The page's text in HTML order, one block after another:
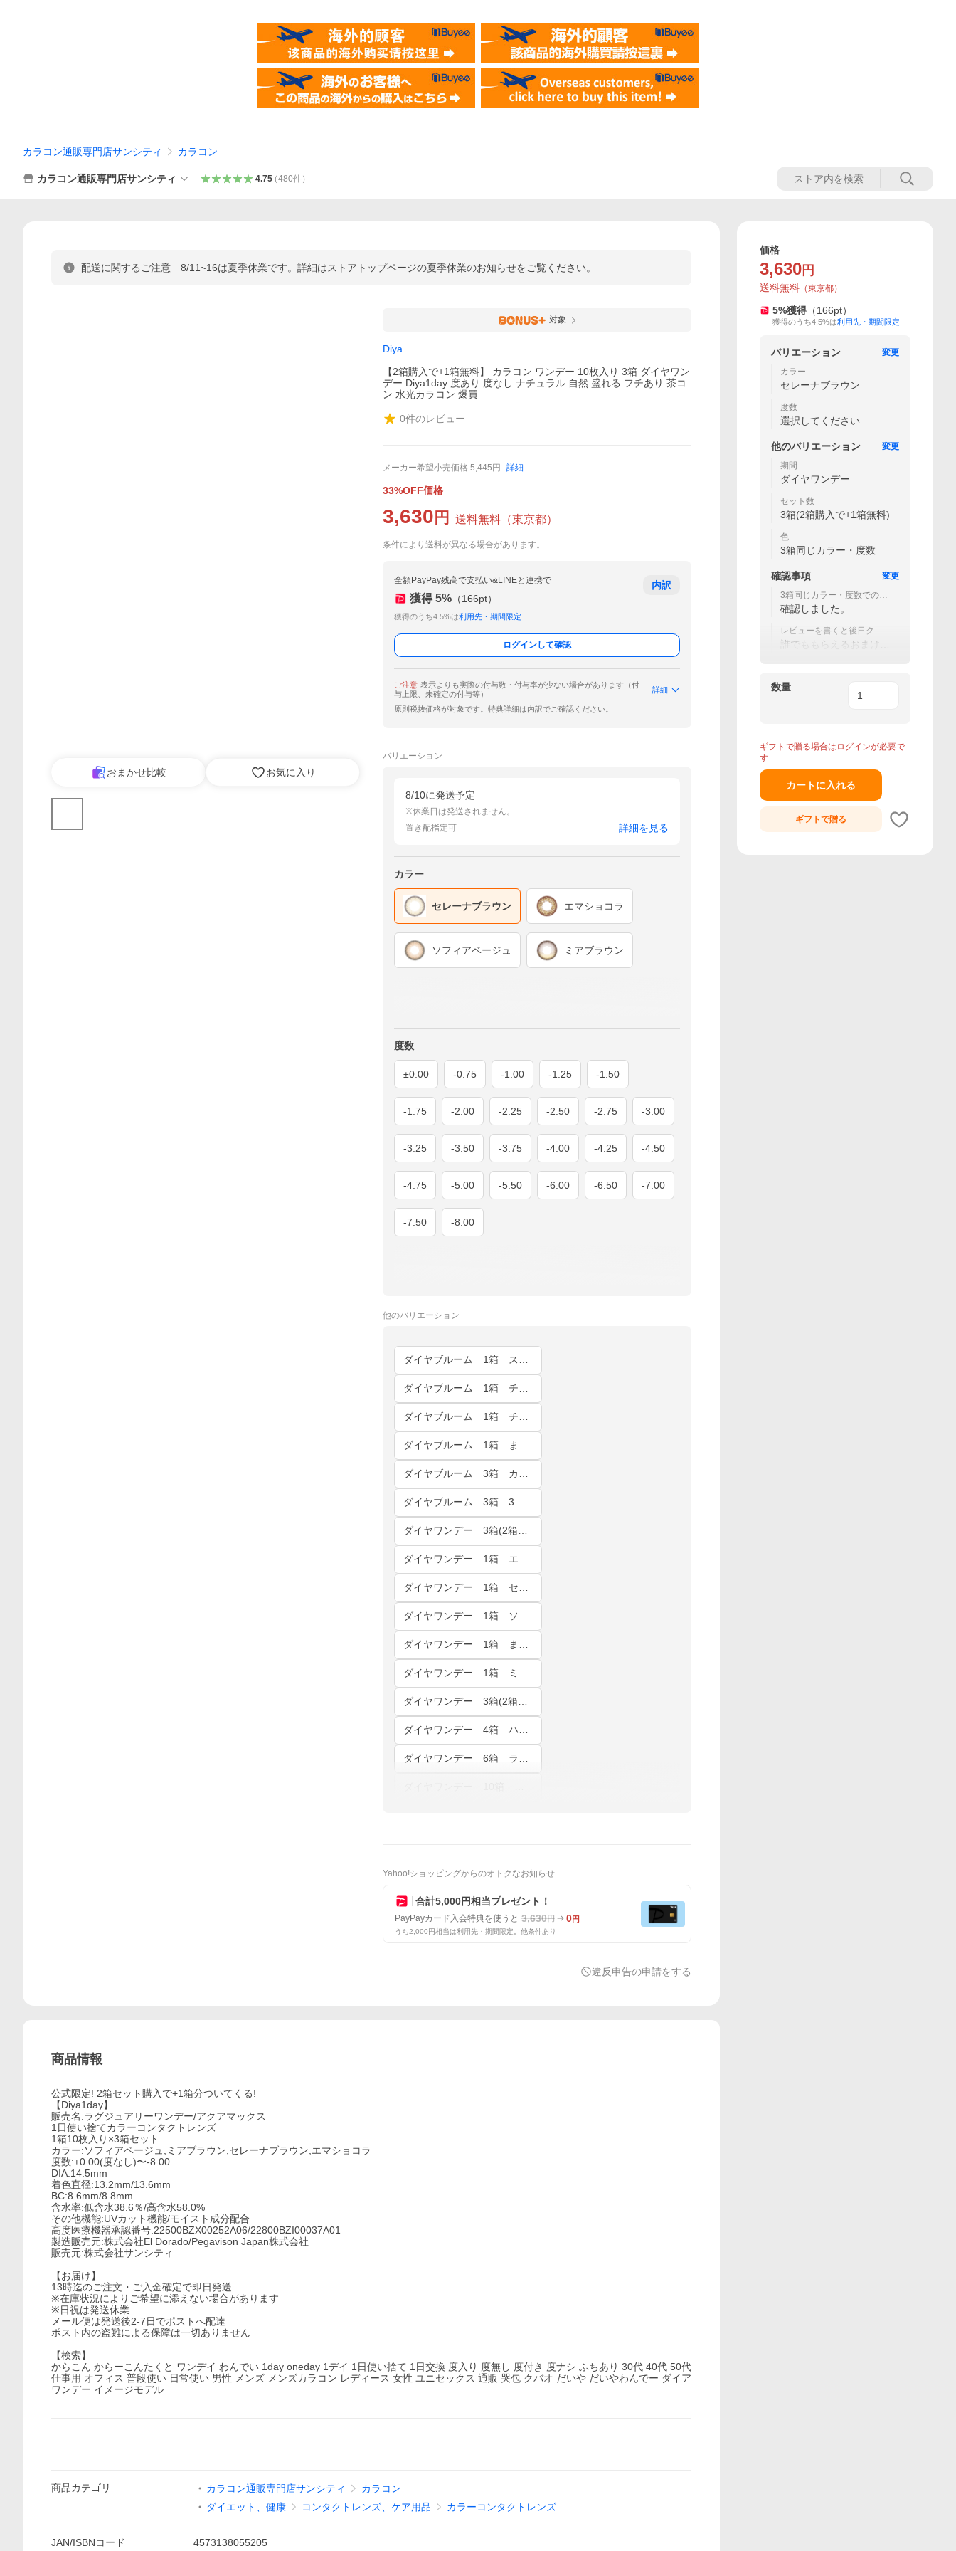
カラコン通販専門店サンシティ カラコン
カラコン通販専門店サンシティ 4.75（480件）
配送に関するご注意 8/11~16は夏季休業です。詳細はストアトップページの夏季休業のお知らせをご覧ください。
おまかせ比較 お気に入り
対象
Diya
【2箱購入で+1箱無料】 カラコン ワンデー 10枚入り 3箱 ダイヤワン
デー Diya1day 度あり 度なし ナチュラル 自然 盛れる フチあり 茶コ
ン 水光カラコン 爆買
0件のレビュー
メーカー希望小売価格 5,445円 詳細
33%OFF価格
3,630 円 送料無料 （東京都）
条件により送料が異なる場合があります。
全額PayPay残高で支払い&LINEと連携で
獲得 5% （166pt）
獲得のうち4.5%は利用先・期間限定
内訳
ログインして確認
ご注意 表示よりも実際の付与数・付与率が少ない場合があります（付
与上限、未確定の付与等）
詳細
原則税抜価格が対象です。特典詳細は内訳でご確認ください。
バリエーション
8/10に発送予定
※休業日は発送されません。
置き配指定可
詳細を見る
カラー
セレーナブラウン エマショコラ
ソフィアベージュ ミアブラウン
度数
±0.00 -0.75 -1.00 -1.25 -1.50
-1.75 -2.00 -2.25 -2.50 -2.75 -3.00
-3.25 -3.50 -3.75 -4.00 -4.25 -4.50
-4.75 -5.00 -5.50 -6.00 -6.50 -7.00
-7.50 -8.00
他のバリエーション
Yahoo!ショッピングからのオトクなお知らせ
合計5,000円相当プレゼント！
PayPayカード入会特典を使うと 3,630円 0円
うち2,000円相当は利用先・期間限定。他条件あり
違反申告の申請をする
商品情報
公式限定! 2箱セット購入で+1箱分ついてくる!
【Diya1day】
販売名:ラグジュアリーワンデー/アクアマックス
1日使い捨てカラーコンタクトレンズ
1箱10枚入り×3箱セット
カラー:ソフィアベージュ,ミアブラウン,セレーナブラウン,エマショコラ
度数:±0.00(度なし)〜-8.00
DIA:14.5mm
着色直径:13.2mm/13.6mm
BC:8.6mm/8.8mm
含水率:低含水38.6％/高含水58.0%
その他機能:UVカット機能/モイスト成分配合
高度医療機器承認番号:22500BZX00252A06/22800BZI00037A01
製造販売元:株式会社El Dorado/Pegavison Japan株式会社
販売元:株式会社サンシティ
【お届け】
13時迄のご注文・ご入金確定で即日発送
※在庫状況によりご希望に添えない場合があります
※日祝は発送休業
メール便は発送後2-7日でポストへ配達
ポスト内の盗難による保障は一切ありません
【検索】
からこん からーこんたくと ワンデイ わんでい 1day oneday 1デイ 1日使い捨て 1日交換 度入り 度無し 度付き 度ナシ ふちあり 30代 40代 50代
仕事用 オフィス 普段使い 日常使い 男性 メンズ メンズカラコン レディース 女性 ユニセックス 通販 哭包 クバオ だいや だいやわんでー ダイア
ワンデー イメージモデル
商品カテゴリ カラコン通販専門店サンシティ
カラコン
ダイエット、健康
コンタクトレンズ、ケア用品 カラーコンタクトレンズ
JAN/ISBNコード 4573138055205
価格
3,630 円
送料無料 （東京都）
5%獲得 （166pt）
獲得のうち4.5%は利用先・期間限定
バリエーション
変更
カラー
セレーナブラウン
度数
選択してください
他のバリエーション
変更
期間
ダイヤワンデー
セット数
3箱(2箱購入で+1箱無料)
色
3箱同じカラー・度数
確認事項
変更
3箱同じカラー・度数でのご
用意です。
確認しました。
レビューを書くと後日クー
ポンGET★
誰でももらえるおまけを
数量
ギフトで贈る場合はログインが必要で
す
カートに入れる
ギフトで贈る